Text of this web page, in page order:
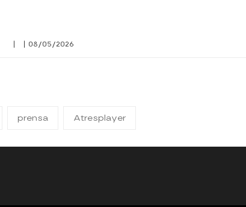
| | 08/05/2026
prensa Atresplayer